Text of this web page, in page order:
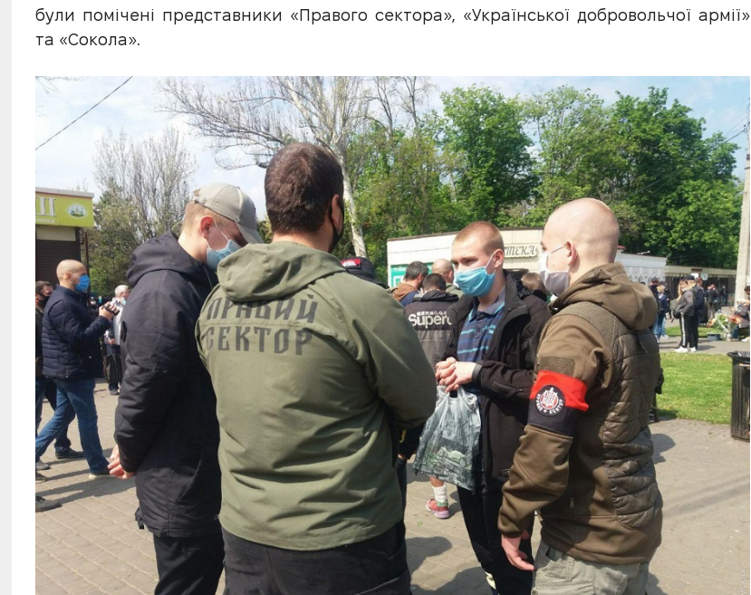
були помічені представники «Правого сектора», «Української добровольчої армії»
та «Сокола».